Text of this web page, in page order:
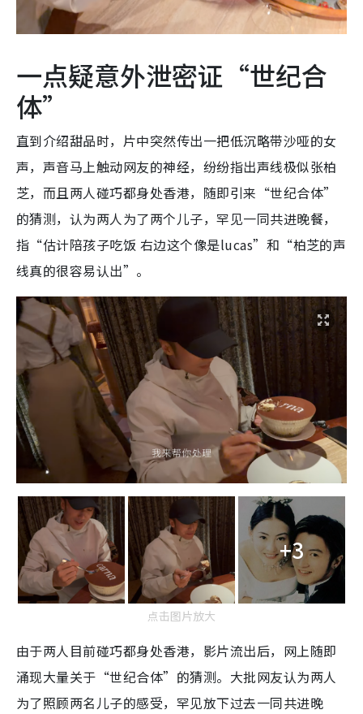
一点疑意外泄密证“世纪合
体”
直到介绍甜品时，片中突然传出一把低沉略带沙哑的女
声，声音马上触动网友的神经，纷纷指出声线极似张柏
芝，而且两人碰巧都身处香港，随即引来“世纪合体”
的猜测，认为两人为了两个儿子，罕见一同共进晚餐，
指“估计陪孩子吃饭 右边这个像是lucas”和“柏芝的声
线真的很容易认出”。
+3
点击图片放大
由于两人目前碰巧都身处香港，影片流出后，网上随即
涌现大量关于“世纪合体”的猜测。大批网友认为两人
为了照顾两名儿子的感受，罕见放下过去一同共进晚